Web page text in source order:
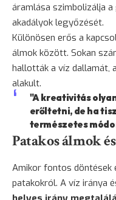
áramlása szimbolizálja
akadályok legyőzését.
Különösen erős a
álmok között. Sokan
hallották a víz dallamát,
alakult.
"A kreativitás
erőltetni, de ha
természetes
Patakos álmok
Amikor fontos döntések
patakokról. A víz iránya